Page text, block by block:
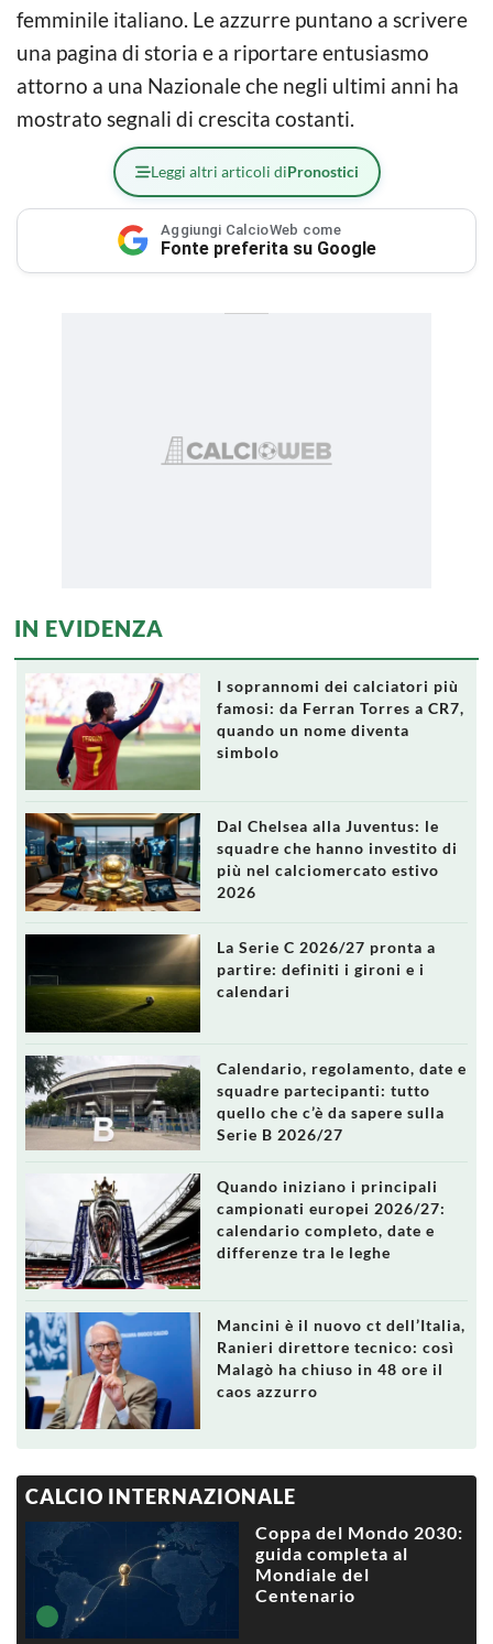
femminile italiano. Le azzurre puntano a scrivere
una pagina di storia e a riportare entusiasmo
attorno a una Nazionale che negli ultimi anni ha
mostrato segnali di crescita costanti.
Leggi altri articoli diPronostici
Aggiungi CalcioWeb come
Fonte preferita su Google
IN EVIDENZA
I soprannomi dei calciatori più
famosi: da Ferran Torres a CR7,
quando un nome diventa
simbolo
Dal Chelsea alla Juventus: le
squadre che hanno investito di
più nel calciomercato estivo
2026
La Serie C 2026/27 pronta a
partire: definiti i gironi e i
calendari
Calendario, regolamento, date e
squadre partecipanti: tutto
quello che c’è da sapere sulla
Serie B 2026/27
Quando iniziano i principali
campionati europei 2026/27:
calendario completo, date e
differenze tra le leghe
Mancini è il nuovo ct dell’Italia,
Ranieri direttore tecnico: così
Malagò ha chiuso in 48 ore il
caos azzurro
CALCIO INTERNAZIONALE
Coppa del Mondo 2030:
guida completa al
Mondiale del
Centenario